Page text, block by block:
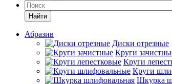
Найти
Абразив
Диски отрезные
Круги
Круги
Круги
Шкурка